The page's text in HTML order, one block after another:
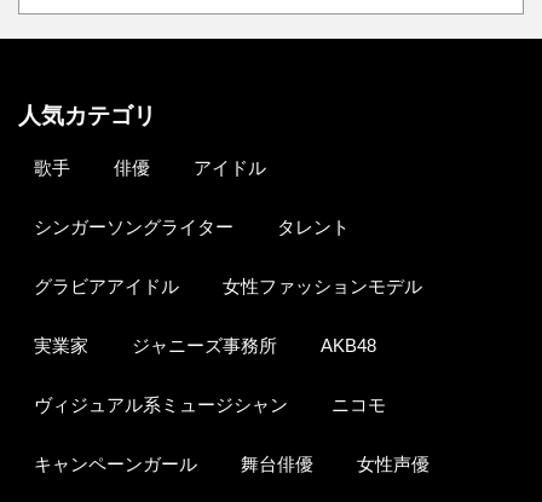
人気カテゴリ
歌手 俳優 アイドル
シンガーソングライター タレント
グラビアアイドル 女性ファッションモデル
実業家 ジャニーズ事務所 AKB48
ヴィジュアル系ミュージシャン ニコモ
キャンペーンガール 舞台俳優 女性声優